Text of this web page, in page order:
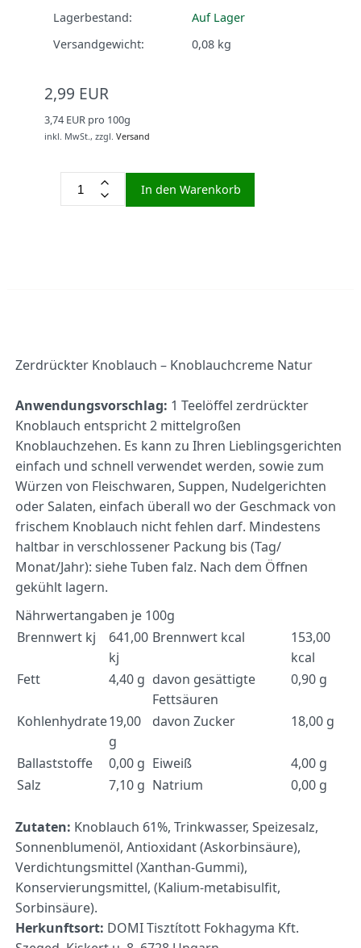
Lagerbestand:
Auf Lager
Versandgewicht:
0,08 kg
2,99 EUR
3,74 EUR pro 100g
inkl. MwSt., zzgl. Versand
In den Warenkorb
Zerdrückter Knoblauch – Knoblauchcreme Natur
Anwendungsvorschlag: 1 Teelöffel zerdrückter
Knoblauch entspricht 2 mittelgroßen
Knoblauchzehen. Es kann zu Ihren Lieblingsgerichten
einfach und schnell verwendet werden, sowie zum
Würzen von Fleischwaren, Suppen, Nudelgerichten
oder Salaten, einfach überall wo der Geschmack von
frischem Knoblauch nicht fehlen darf. Mindestens
haltbar in verschlossener Packung bis (Tag/
Monat/Jahr): siehe Tuben falz. Nach dem Öffnen
gekühlt lagern.
Nährwertangaben je 100g
Brennwert kj
641,00
kj
Brennwert kcal
153,00
kcal
Fett
4,40 g davon gesättigte
Fettsäuren
0,90 g
Kohlenhydrate19,00
g
davon Zucker 18,00 g
Ballaststoffe 0,00 g Eiweiß
4,00 g
Salz
7,10 g Natrium 0,00 g
Zutaten: Knoblauch 61%, Trinkwasser, Speizesalz,
Sonnenblumenöl, Antioxidant (Askorbinsäure),
Verdichtungsmittel (Xanthan-Gummi),
Konservierungsmittel, (Kalium-metabisulfit,
Sorbinsäure).
Herkunftsort: DOMI Tisztított Fokhagyma Kft.